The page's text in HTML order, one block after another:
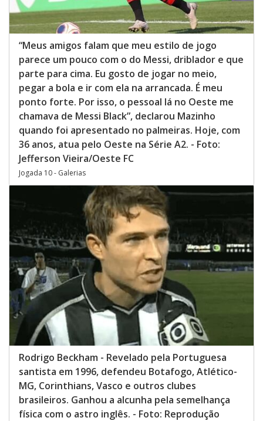
“Meus amigos falam que meu estilo de jogo
parece um pouco com o do Messi, driblador e que
parte para cima. Eu gosto de jogar no meio,
pegar a bola e ir com ela na arrancada. É meu
ponto forte. Por isso, o pessoal lá no Oeste me
chamava de Messi Black”, declarou Mazinho
quando foi apresentado no palmeiras. Hoje, com
36 anos, atua pelo Oeste na Série A2. - Foto:
Jefferson Vieira/Oeste FC
Jogada 10 - Galerias
Rodrigo Beckham - Revelado pela Portuguesa
santista em 1996, defendeu Botafogo, Atlético-
MG, Corinthians, Vasco e outros clubes
brasileiros. Ganhou a alcunha pela semelhança
física com o astro inglês. - Foto: Reprodução